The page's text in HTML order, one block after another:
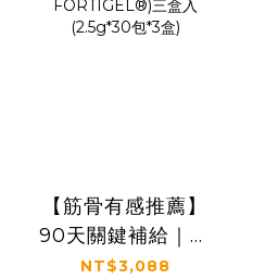
【筋骨有感推薦】
90天關鍵補給｜穩
定支持行動力｜
NT$3,088